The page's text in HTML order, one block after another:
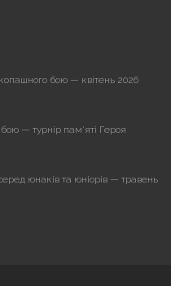
бою — квітень 2026
— турнір пам’яті Героя
юнаків та юніорів — травень